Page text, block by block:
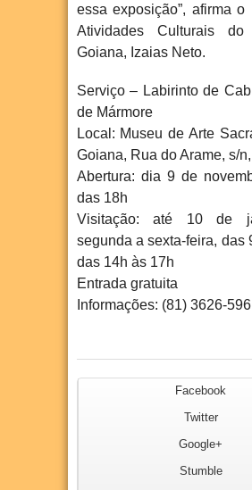
essa exposição”, afirma o
Atividades Culturais
Goiana, Izaias Neto.
Serviço– Labirinto de
de Mármore
Local: Museu de Arte
Goiana, Rua do Arame, s/
Abertura: dia 9 de
das 18h
Visitação: até 10 de
segunda a sexta-feira, das
das 14h às 17h
Entrada gratuita
Informações: (81) 3626-
Facebook
Twitter
Google+
Stumble